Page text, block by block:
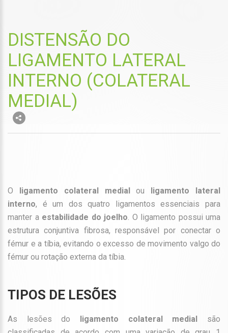
DISTENSÃO DO
LIGAMENTO LATERAL
INTERNO (COLATERAL
MEDIAL)
O ligamento colateral medial ou ligamento lateral
interno, é um dos quatro ligamentos essenciais para
manter a estabilidade do joelho. O ligamento possui uma
estrutura conjuntiva fibrosa, responsável por conectar o
fémur e a tíbia, evitando o excesso de movimento valgo do
fémur ou rotação externa da tíbia.
TIPOS DE LESÕES
As lesões do ligamento colateral medial
são